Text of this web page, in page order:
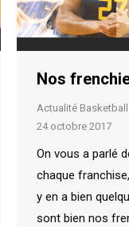
Nos
Actualité Basketball
24 octobre 2017
On vous a parlé
chaque
y en a bien
sont bien nos